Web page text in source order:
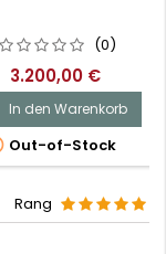
(0)
3.200,00 €
In den Warenkorb
Out-of-Stock
Rang